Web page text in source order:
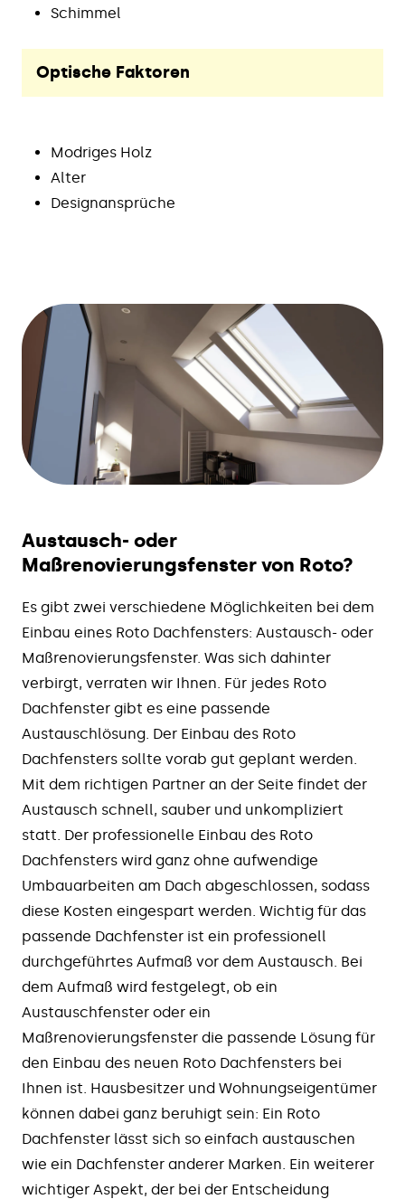
Schimmel
Optische Faktoren
Modriges Holz
Alter
Designansprüche
Austausch- oder
Maßrenovierungsfenster von Roto?
Es gibt zwei verschiedene Möglichkeiten bei dem
Einbau eines Roto Dachfensters: Austausch- oder
Maßrenovierungsfenster. Was sich dahinter
verbirgt, verraten wir Ihnen. Für jedes Roto
Dachfenster gibt es eine passende
Austauschlösung. Der Einbau des Roto
Dachfensters sollte vorab gut geplant werden.
Mit dem richtigen Partner an der Seite findet der
Austausch schnell, sauber und unkompliziert
statt. Der professionelle Einbau des Roto
Dachfensters wird ganz ohne aufwendige
Umbauarbeiten am Dach abgeschlossen, sodass
diese Kosten eingespart werden. Wichtig für das
passende Dachfenster ist ein professionell
durchgeführtes Aufmaß vor dem Austausch. Bei
dem Aufmaß wird festgelegt, ob ein
Austauschfenster oder ein
Maßrenovierungsfenster die passende Lösung für
den Einbau des neuen Roto Dachfensters bei
Ihnen ist. Hausbesitzer und Wohnungseigentümer
können dabei ganz beruhigt sein: Ein Roto
Dachfenster lässt sich so einfach austauschen
wie ein Dachfenster anderer Marken. Ein weiterer
wichtiger Aspekt, der bei der Entscheidung